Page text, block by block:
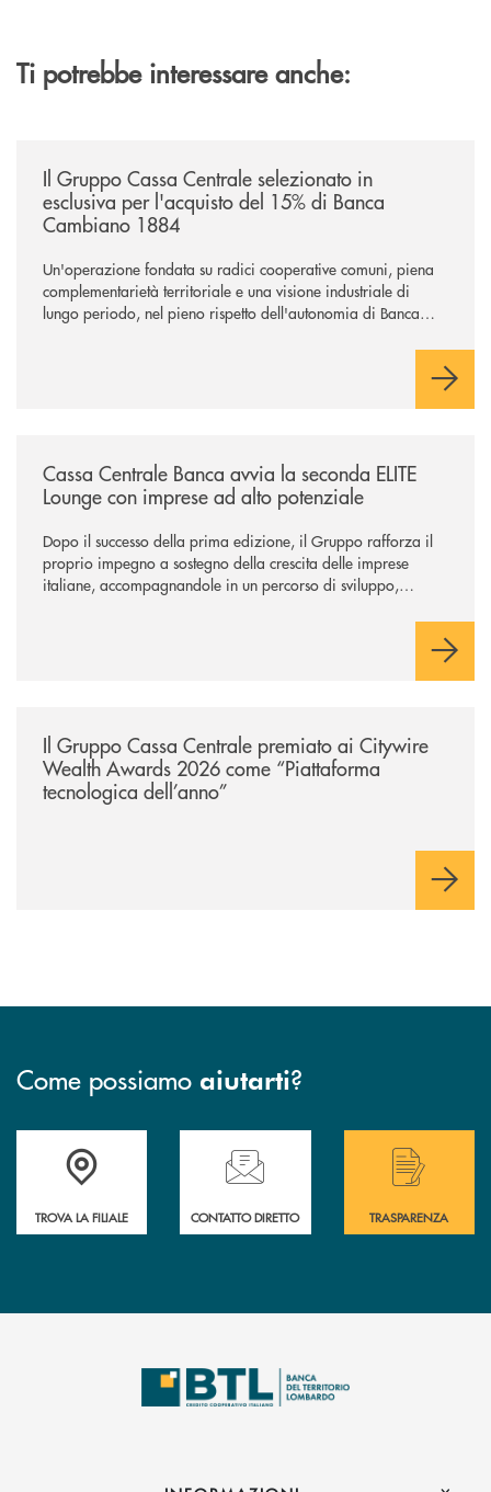
Ti potrebbe interessare anche:
Il Gruppo Cassa Centrale selezionato in
esclusiva per l'acquisto del 15% di Banca
Cambiano 1884
Un'operazione fondata su radici cooperative comuni, piena
complementarietà territoriale e una visione industriale di
lungo periodo, nel pieno rispetto dell'autonomia di Banca
negoziazione esclusiva per la finalizzazione dell’operazione.
Cassa Centrale Banca avvia la seconda ELITE
Lounge con imprese ad alto potenziale
Dopo il successo della prima edizione, il Gruppo rafforza il
proprio impegno a sostegno della crescita delle imprese
italiane, accompagnandole in un percorso di sviluppo,
Il Gruppo Cassa Centrale premiato ai Citywire
Wealth Awards 2026 come “Piattaforma
tecnologica dell’anno”
Come possiamo aiutarti?
Accedi all' elenco completo delle filiali .
TROVA LA FILIALE
Hai bisogno di assistenza immediata?
CONTATTO DIRETTO
Hai bisogno di
TRASPARENZA